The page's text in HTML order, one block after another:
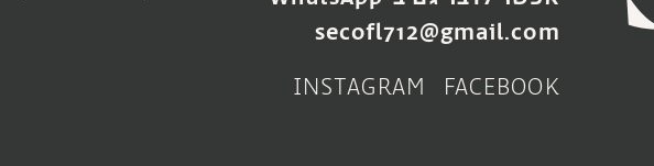
secofl712@gmail.com
FACEBOOK
INSTAGRAM